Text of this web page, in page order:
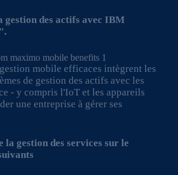
gestion des actifs avec IBM
mobile efficaces intègrent les
de gestion des actifs avec les
- y compris l'IoT et les appareils
une entreprise à gérer ses
la gestion des services sur le